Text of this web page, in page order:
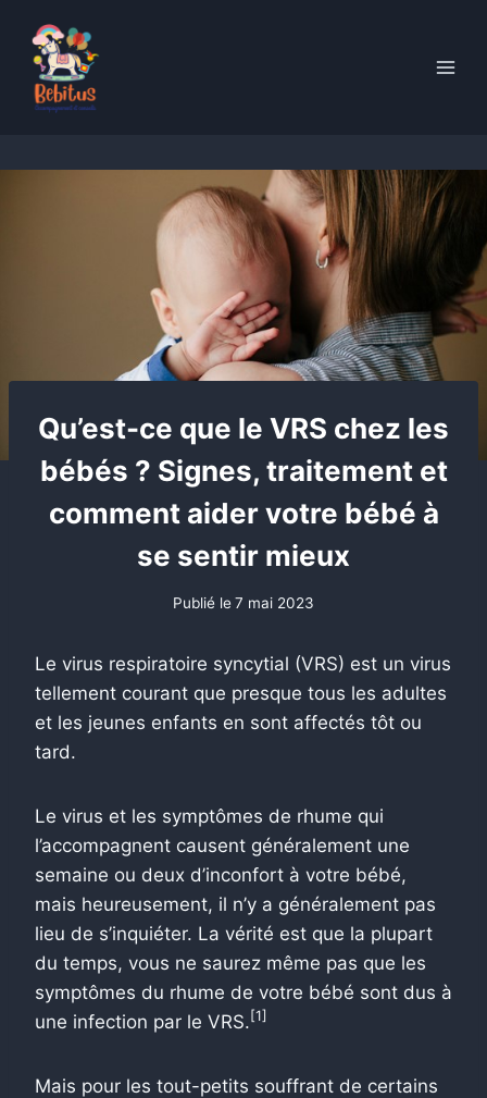
content
Qu’est-ce que le VRS chez les
bébés ? Signes, traitement et
comment aider votre bébé à
se sentir mieux
Publié le7 mai 2023
Le virus respiratoire syncytial (VRS) est un virus
tellement courant que presque tous les adultes
et les jeunes enfants en sont affectés tôt ou
tard.
Le virus et les symptômes de rhume qui
l’accompagnent causent généralement une
semaine ou deux d’inconfort à votre bébé,
mais heureusement, il n’y a généralement pas
lieu de s’inquiéter. La vérité est que la plupart
du temps, vous ne saurez même pas que les
symptômes du rhume de votre bébé sont dus à
une infection par le VRS. [1]
Mais pour les tout-petits souffrant de certains